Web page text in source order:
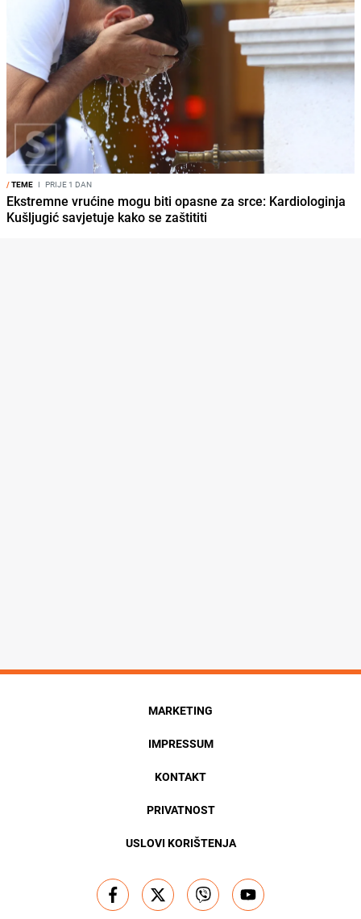
/TEME I PRIJE 1 DAN
Ekstremne vrućine mogu biti opasne za srce: Kardiologinja
Kušljugić savjetuje kako se zaštititi
MARKETING
IMPRESSUM
KONTAKT
PRIVATNOST
USLOVI KORIŠTENJA